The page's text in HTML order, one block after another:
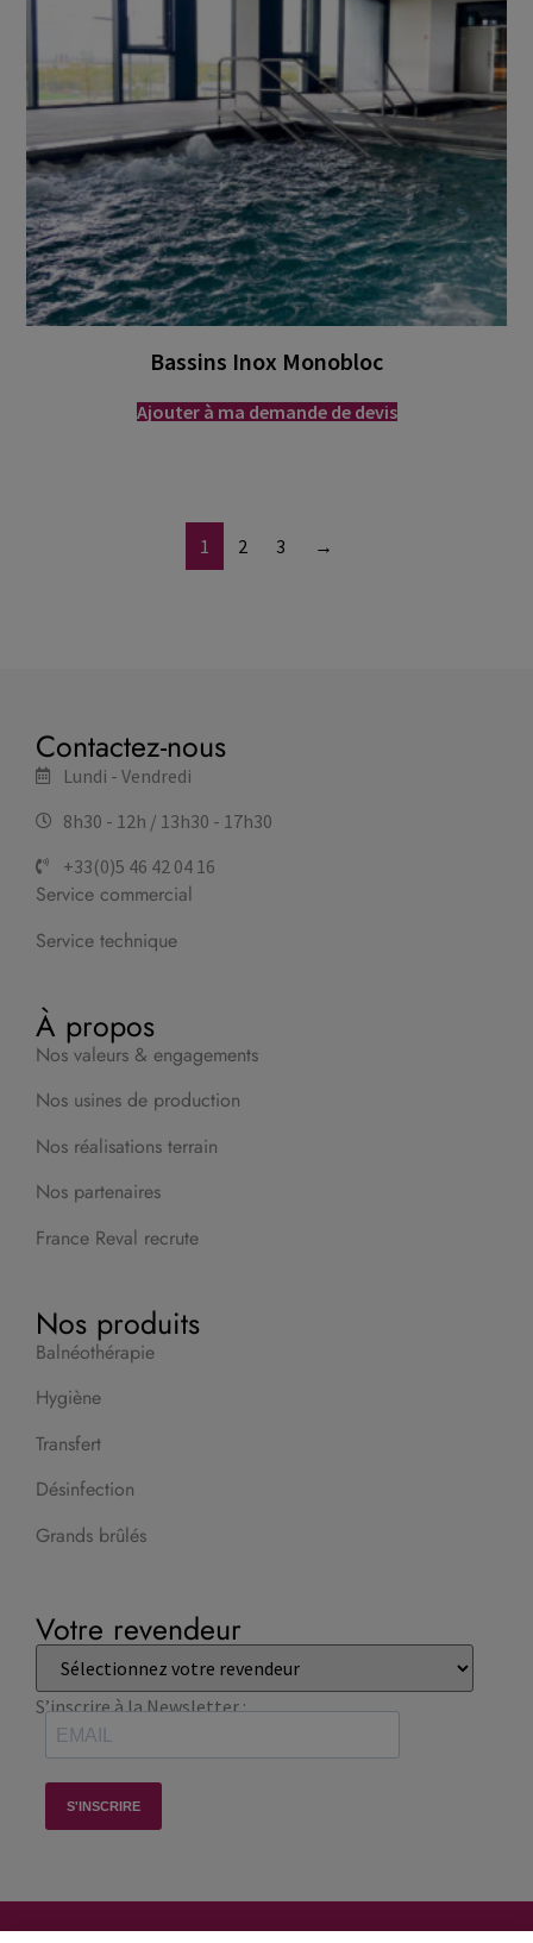
Bassins Inox Monobloc
Ajouter à ma demande de devis
1 2 3 →
Contactez-nous
Lundi - Vendredi
8h30 - 12h / 13h30 - 17h30
+33(0)5 46 42 04 16
Service commercial
Service technique
À propos
Nos valeurs & engagements
Nos usines de production
Nos réalisations terrain
Nos partenaires
France Reval recrute
Nos produits
Balnéothérapie
Hygiène
Transfert
Désinfection
Grands brûlés
Votre revendeur
S’inscrire à la Newsletter :